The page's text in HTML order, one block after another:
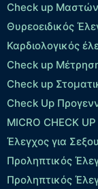
Check up Μαστών
Θυρεοειδικός
Καρδιολογικός
Check up
Check up
Check Up
MICRO CHECK
Έλεγχος για
Προληπτικός
Προληπτικός